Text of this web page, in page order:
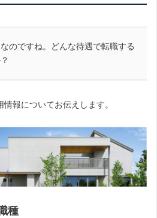
のですね。どんな待遇で転職する
報についてお伝えします。
種